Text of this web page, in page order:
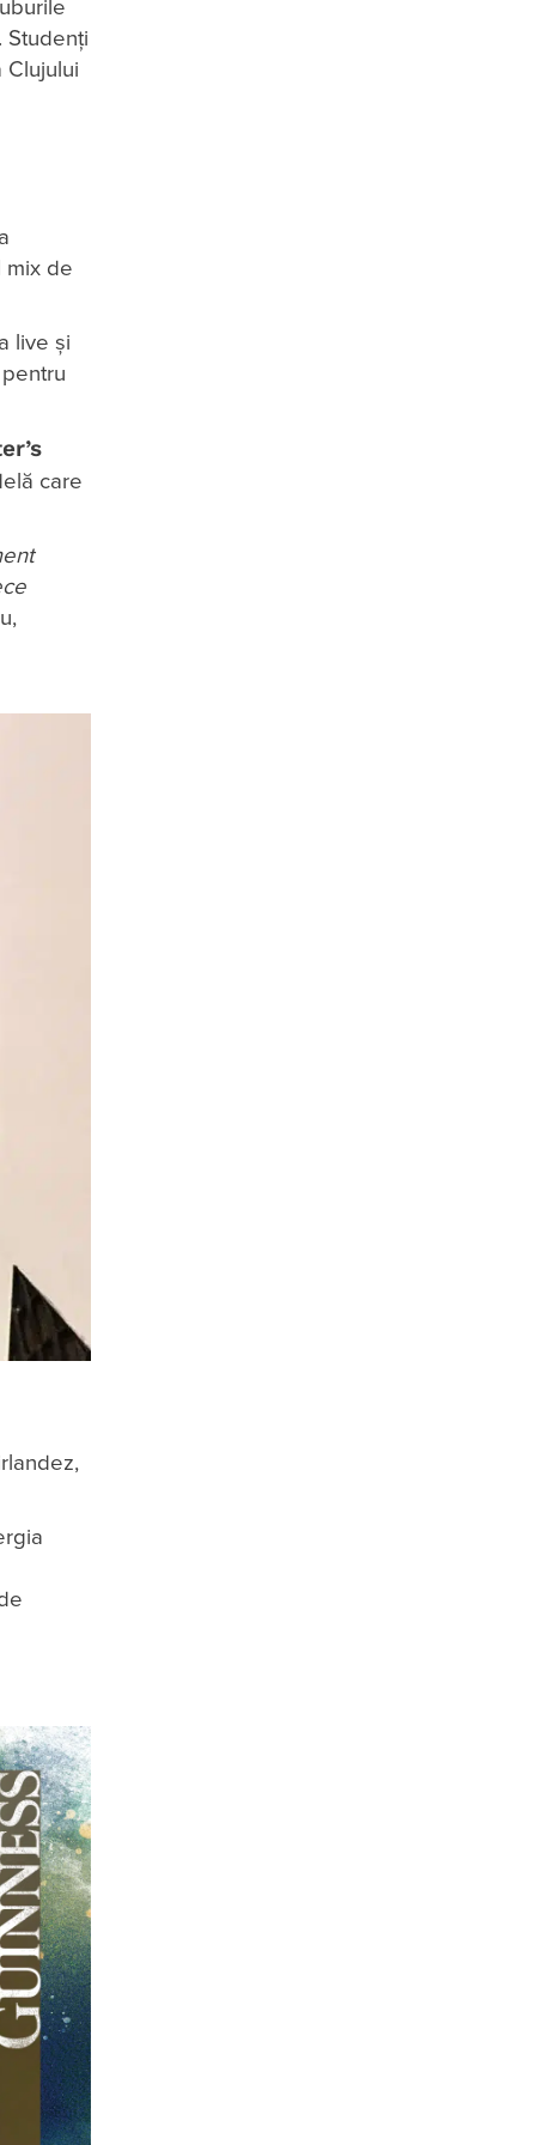
Studenți
Clujului
mix de
live și
care